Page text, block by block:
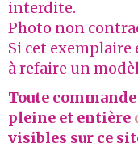
interdite.
Photo non
Si cet
à refaire un
Toute
pleine et entière
visibles sur ce